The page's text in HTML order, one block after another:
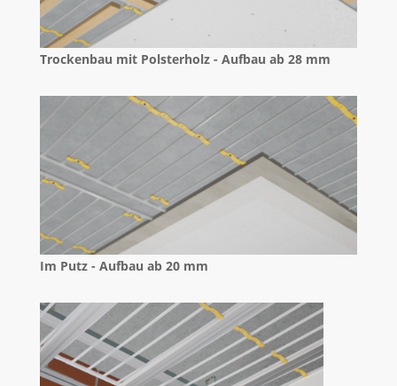
Trockenbau mit Polsterholz - Aufbau ab 28 mm
Im Putz - Aufbau ab 20 mm